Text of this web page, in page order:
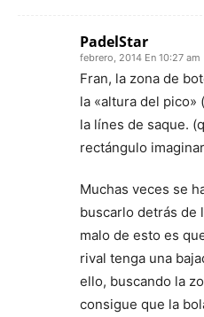
PadelStar
febrero, 2014 En 10:27 am
Fran, la zona de
la «altura del pico»
la línes de saque.
rectángulo
Muchas veces se
buscarlo detrás de
malo de esto es
rival tenga una
ello, buscando la
consigue que la